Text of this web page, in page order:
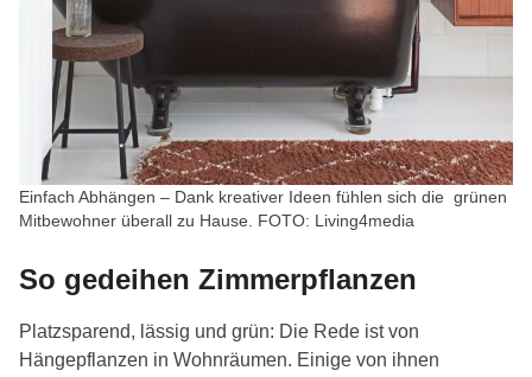
Einfach Abhängen – Dank kreativer Ideen fühlen sich die grünen
Mitbewohner überall zu Hause. FOTO: Living4media
So gedeihen Zimmerpflanzen
Platzsparend, lässig und grün: Die Rede ist von
Hängepflanzen in Wohnräumen. Einige von ihnen